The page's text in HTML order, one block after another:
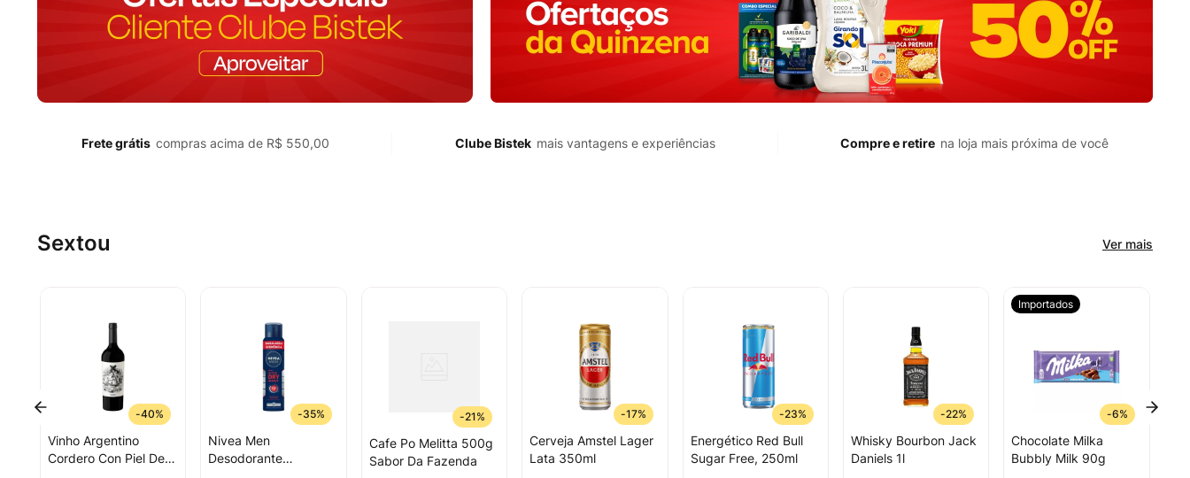
Frete grátis compras acima de R$ 550,00 Clube Bistek mais vantagens e experiências Compre e retire na loja mais próxima de você
Sextou Ver mais
-40%
Vinho Argentino
Cordero Con Piel De
-35%
Nivea Men
Desodorante
-21%
Cafe Po Melitta 500g
Sabor Da Fazenda
-17%
Cerveja Amstel Lager
Lata 350ml
-23%
Energético Red Bull
Sugar Free, 250ml
-22%
Whisky Bourbon Jack
Daniels 1l
Importados
-6%
Chocolate Milka
Bubbly Milk 90g